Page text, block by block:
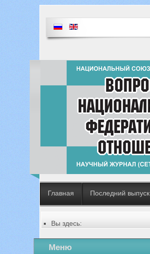
Главная Последний выпуск
Вы здесь:
Русский
Содержание выпусков
Меню